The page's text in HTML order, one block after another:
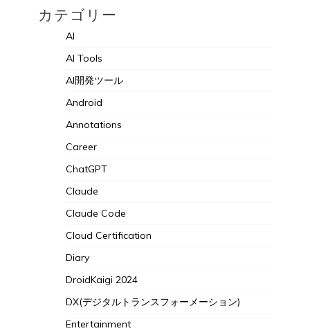
カテゴリー
AI
AI Tools
AI開発ツール
Android
Annotations
Career
ChatGPT
Claude
Claude Code
Cloud Certification
Diary
DroidKaigi 2024
DX(デジタルトランスフォーメーション)
Entertainment